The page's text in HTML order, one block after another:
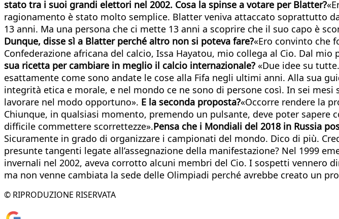
stato tra i suoi grandi elettori nel 2002. Cosa la spinse a votare per Blatter?
ragionamento è stato molto semplice. Blatter veniva attaccato soprattutto
13 anni. Ma una persona che ci mette 13 anni a scoprire che il suo capo è
Dunque, disse sì a Blatter perché altro non si poteva fare?«Ero convinto che
Confederazione africana del calcio, Issa Hayatou, mio collega al Cio. Dal
sua ricetta per cambiare in meglio il calcio internazionale? «Due idee su
esattamente come sono andate le cose alla Fifa negli ultimi anni. Alla sua
integrità etica e morale, e nel mondo ce ne sono di persone così. In sei
lavorare nel modo opportuno». E la seconda proposta?«Occorre rendere la
Chiunque, in qualsiasi momento, premendo un pulsante, deve poter sapere
difficile commettere scorrettezze».Pensa che i Mondiali del 2018 in Russia
Sicuramente in grado di organizzare i campionati del mondo. Dico di più.
presunte tangenti legate all’assegnazione della manifestazione? Nel 1999
invernali nel 2002, aveva corrotto alcuni membri del Cio. I sospetti vennero
ma non venne cambiata la sede delle Olimpiadi perché avrebbe creato un
© RIPRODUZIONE RISERVATA